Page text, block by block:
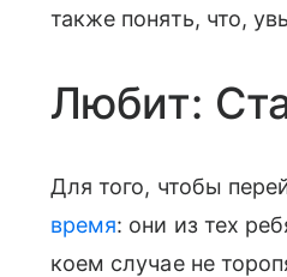
также понять, что,
Любит:
Для того, чтобы
время: они из тех
коем случае не